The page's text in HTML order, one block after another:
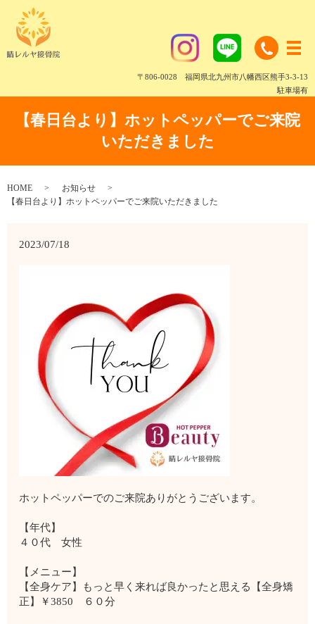
〒806-0028 福岡県北九州市八幡西区熊手3-3-13
駐車場有
【春日台より】ホットペッパーでご来院
いただきました
HOME
お知らせ
【春日台より】ホットペッパーでご来院いただきました
2023/07/18
ホットペッパーでのご来院ありがとうございます。
【年代】
４０代 女性
【メニュー】
【全身ケア】もっと早く来れば良かったと思える【全身矯
正】￥3850 ６０分